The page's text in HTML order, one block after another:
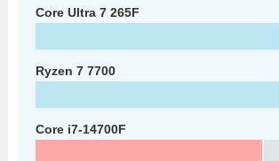
Core Ultra 7 265F
Ryzen 7 7700
Core i7-14700F